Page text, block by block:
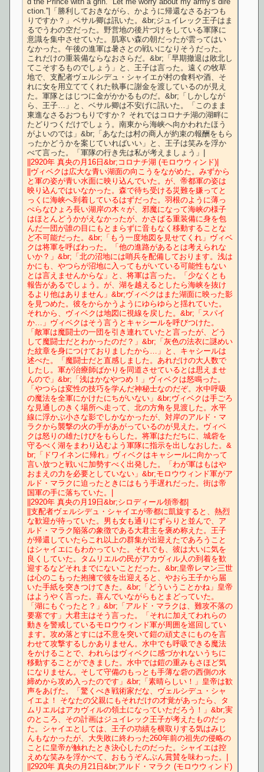
ction.''|「勝利しておきながら、かように帰還なさるおつも
りですか？」ベサル卿は訊いた。&br;ジュイレック王子はま
るでうわの空だった。野営地の後片づけをしている軍隊に
意識を集中させていた。肌寒い森の朝だったが雲ってはい
なかった。午後の進軍は暑さとの戦いになりそうだった。
これだけの重装備ならなおさらだ。&br;「早期撤退は敗北し
てこそするものでしょう」と、王子は言った。遠くの牧草
地で、支配者ヴェルシデュ・シャイエが村の食料や酒、そ
れに女を用立ててくれた執事に謝金を渡しているのが見え
た。軍隊とはじつに金がかかるものだ。&br;「しかしなが
ら、王子…」と、ベサル卿は不安げに訊いた。「このまま
東進なさるおつもりですか？ それではコロナチ湖の湖畔に
たどりつくだけでしょう。南東から海峡へ向かわれたほう
がよいのでは」&br;「あなたは村の商人が約束の報酬をもら
ったかどうかを案じていればいい」と、王子は笑みを浮か
||2920年 真央の月16日&br;コロナチ湖 (モロウウィンド)|
||ヴィベクは広大な青い湖面の向こうをながめた。みずから
と軍の姿が青い水面に映り込んでいた。が、帝都軍の姿は
映り込んではいなかった。森で待ち受ける災難を嫌ってと
っくに海峡へ到着しているはずだった。羽根のように薄っ
ぺらなひょろ長い湖岸の木々が、邪魔になって海峡の様子
はほとんどうかがえなかったが、かさばる重装備に身を包
んだ一団が誰の目にもとまらずに音もなく移動することな
ど不可能だった。&br;「もう一度地図を見せてくれ」ヴィベ
クは将軍を呼ばわった。「他の進路があるとは考えられな
いか？」&br;「北の沼地には哨兵を配備しております。浅は
かにも、やつらが沼地に入ってもがいている可能性もない
とは言えませんからな」と、将軍は言った。「少なくとも
報告があるでしょう。が、湖を越えるとしたら海峡を抜け
るより他はありません」&br;ヴィベクはまた湖面に映った影
を見つめた。彼をからかうようにゆらゆらと揺れていた。
それから、ヴィベクは地図に視線を戻した。&br;「スパイ
か…」ヴィベクはそう言うとキャシールを呼びつけた。
「敵軍は魔闘士の一団を引き連れていたと言ったが、どう
して魔闘士だとわかったのだ？」&br;「灰色の法衣に謎めい
た紋章を身につけておりましたから…」と、キャシールは
述べた。「魔闘士だと直感しました。あれだけの大人数で
したし。軍が治療師ばかりを同道させているとは思えませ
んので」&br;「浅はかなやつめ！」ヴィベクは怒鳴った。
「やつらは変性の技巧を学んだ神秘士なのだぞ。水中呼吸
の魔法を全軍にかけたにちがいない」&br;ヴィベクは手ごろ
な見通しのきく場所へ走って、北の方角を見渡した。水平
線に浮かぶ小さな影でしかなかったが、対岸のアルド・マ
ラクから襲撃の火の手があがっているのが見えた。ヴィベ
クは怒りの雄たけびをもらした。将軍はただちに、城砦を
守るべく湖をまわり込むよう軍隊に指示を出しなおした。&
br;「ドワイネンに帰れ」ヴィベクはキャシールに向かって
言い放つと戦いに加勢すべく出発した。「わが軍はもはや
おまえの力を必要としていない」&br;モロウウィンド軍がア
ルド・マラクに迫ったときにはもう手遅れだった。街は帝
国軍の手に落ちていた。|
||2920年 真央の月19日&br;シロディール領帝都|
||支配者ヴェルシデュ・シャイエが帝都に凱旋すると、熱烈
な歓迎が待っていた。男も女も通りにずらりと並んで、ア
ルド・マラク陥落の象徴である大君主を褒め称えた。王子
が帰還していたらこれ以上の群集が出迎えたであろうこと
はシャイエにもわかっていた。それでも、彼は大いに気を
良くしていた。タムリエルの民がアカヴィル人の到着を歓
迎するなどそれまでにないことだった。&br;皇帝レマン三世
は心のこもった抱擁で彼を出迎えると、やおら王子から届
いた手紙を突きつけてきた。&br;「どういうことかね」皇帝
はようやく言った。喜んでいながらもとまどっていた。
「湖にもぐったと？」&br;「アルド・マラクは、難攻不落の
要塞です」大君主はそう言った。「それに加えてわれらの
動きを警戒しているモロウウィンド軍が周囲を巡回してい
ます。攻め落とすには不意を突いて鎧の頑丈さにものを言
わせて攻撃するしかありません。水中でも呼吸できる魔法
をかけることで、われらはヴィベクに感づかれないうちに
移動することができました。水中では鎧の重みもさほど気
になりません。そして守備のもっとも手薄な砦の西側の水
締めから攻め入ったのです」&br;「素晴らしい！」皇帝は歓
声をあげた。「驚くべき戦術家だな、ヴェルシデュ・シャ
イエよ！ そなたの父親にもそれだけの才覚があったら、タ
ムリエルはアカヴィルの領土になっていただろう！」&br;実
のところ、その計画はジュイレック王子が考えたものだっ
た。シャイエとしては、王子の功績を横取りする気はみじ
んもなかったが、大失敗に終わった260年前の祖先の侵略の
ことに皇帝が触れたとき決心したのだった。シャイエは控
えめな笑みを浮かべて、おもうぞんぶん賞賛を味わった。|
||2920年 真央の月21日&br;アルド・マラク (モロウウィンド)